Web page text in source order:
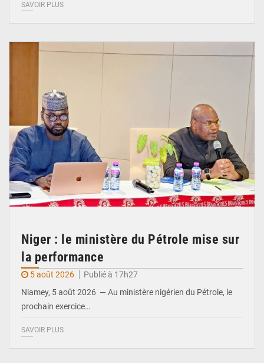
SAVOIR PLUS
Niger : le ministère du Pétrole mise sur
la performance
5 août 2026
Publié à 17h27
Niamey, 5 août 2026 — Au ministère nigérien du Pétrole, le
prochain exercice…
SAVOIR PLUS